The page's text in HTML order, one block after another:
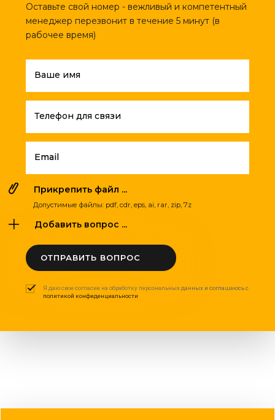
Оставьте свой номер - вежливый и компетентный
менеджер перезвонит в течение 5 минут (в
рабочее время)
Ваше имя
Телефон для связи
Email
Прикрепить файл ...
Допустимые файлы: pdf, cdr, eps, ai, rar, zip, 7z
Добавить вопрос ...
ОТПРАВИТЬ ВОПРОС
Я даю свое согласие на обработку персональных данных и соглашаюсь с
политикой конфиденциальности